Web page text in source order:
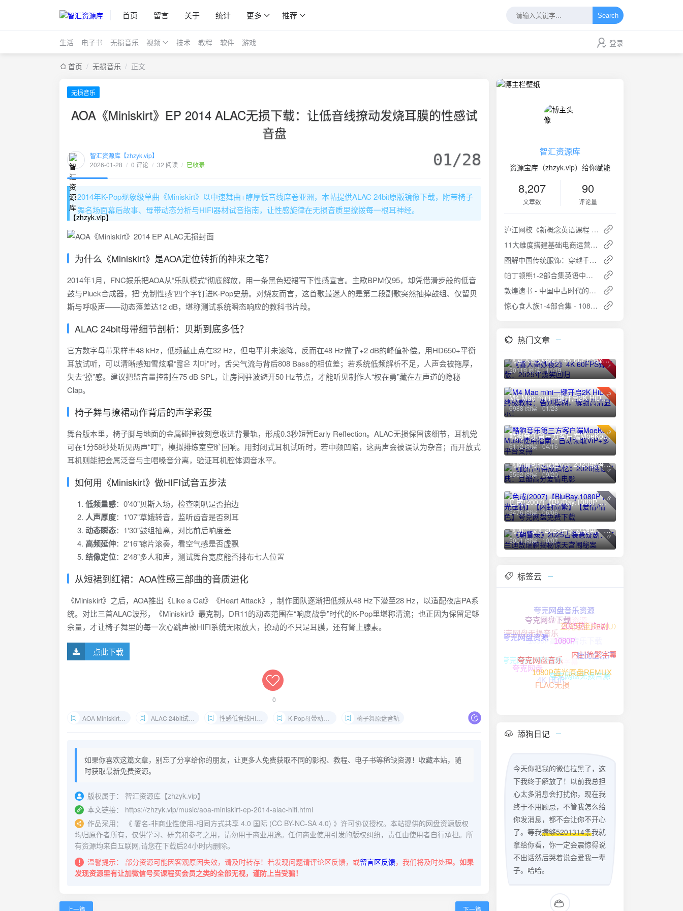
首页 留言 关于 统计 更多 推荐 Search
生活 电子书 无损音乐 视频 技术 教程 软件 游戏 登录
首页 / 无损音乐 / 正文
无损音乐
AOA《Miniskirt》EP 2014 ALAC无损下载：让低音线撩动发烧耳膜的性感试
音盘
智汇资源库【zhzyk.vip】
2026-01-28 / 0 评论 / 32 阅读 / 已收录 01/28
2014年K-Pop现象级单曲《Miniskirt》以中速舞曲+醇厚低音线席卷亚洲，本帖提供ALAC 24bit原版镜像下载，附带椅子
舞名场面幕后故事、母带动态分析与HIFI器材试音指南，让性感旋律在无损音质里撩拨每一根耳神经。
为什么《Miniskirt》是AOA定位转折的神来之笔？
2014年1月，FNC娱乐把AOA从“乐队模式”彻底解放，用一条黑色短裙写下性感宣言。主歌BPM仅95，却凭借滑步般的低音
鼓与Pluck合成器，把“克制性感”四个字钉进K-Pop史册。对烧友而言，这首歌最迷人的是第二段副歌突然抽掉鼓组、仅留贝
斯与呼吸声——动态落差达12 dB，堪称测试系统瞬态响应的教科书片段。
ALAC 24bit母带细节剖析：贝斯到底多低？
官方数字母带采样率48 kHz，低频截止点在32 Hz，但电平并未滚降，反而在48 Hz做了+2 dB的峰值补偿。用HD650+平衡
耳放试听，可以清晰感知雪炫唱“짧은 치마”时，舌尖气流与背后808 Bass的相位差；若系统低频解析不足，人声会被拖厚，
失去“撩”感。建议把监音量控制在75 dB SPL，让房间驻波避开50 Hz节点，才能听见制作人“权在勇”藏在左声道的隐秘
Clap。
椅子舞与撩裙动作背后的声学彩蛋
舞台版本里，椅子脚与地面的金属碰撞被刻意收进背景轨，形成0.3秒短暂Early Reflection。ALAC无损保留该细节，耳机党
可在1分58秒处听见两声“叮”，模拟排练室空旷回响。用封闭式耳机试听时，若中频凹陷，这两声会被误认为杂音；而开放式
耳机则能把金属泛音与主唱嗓音分离，验证耳机腔体调音水平。
如何用《Miniskirt》做HIFI试音五步法
低频量感：0'40"贝斯入场，检查喇叭是否拍边
人声厚度：1'07"草娥转音，监听齿音是否刺耳
动态瞬态：1'30"鼓组抽离，对比前后响度差
高频延伸：2'16"镲片滚奏，看空气感是否虚飘
结像定位：2'48"多人和声，测试舞台宽度能否排布七人位置
从短裙到红裙：AOA性感三部曲的音质进化
《Miniskirt》之后，AOA推出《Like a Cat》《Heart Attack》，制作团队逐渐把低频从48 Hz下潜至28 Hz，以适配夜店PA系
统。对比三首ALAC波形，《Miniskirt》最克制，DR11的动态范围在“响度战争”时代的K-Pop里堪称清流；也正因为保留足够
余量，才让椅子舞里的每一次心跳声被HIFI系统无限放大，撩动的不只是耳膜，还有肾上腺素。
点此下载
0
AOA Miniskirt无损下载 ALAC 24bit试音碟 性感低音线HIFI测试 K-Pop母带动态分析 椅子舞原盘音轨
如果你喜欢这篇文章，别忘了分享给你的朋友，让更多人免费获取不同的影视、教程、电子书等稀缺资源！收藏本站，随
时获取最新免费资源。
版权属于：
智汇资源库【zhzyk.vip】
本文链接：
https://zhzyk.vip/music/aoa-miniskirt-ep-2014-alac-hifi.html
作品采用：
《 署名-非商业性使用-相同方式共享 4.0 国际 (CC BY-NC-SA 4.0) 》许可协议授权。本站提供的网盘资源版权
均归原作者所有，仅供学习、研究和参考之用，请勿用于商业用途。任何商业使用引发的版权纠纷，责任由使用者自行承担。所
有资源均来自互联网,请您在下载后24小时内删除。
温馨提示：
部分资源可能因客观原因失效，请及时转存！若发现问题请评论区反馈，或留言区反馈，我们将及时处理。 如果
发现资源里有让加微信号买课程买会员之类的全部无视，谨防上当受骗！
上一篇 下一篇
智汇资源库
资源宝库（zhzyk.vip）给你赋能
8,207
文章数
90
评论量
沪江网校《新概念英语课程 (1-4册)》- 从零基础到高级英语的全面突破
11大维度搭建基础电商运营：全面解析电商成功之道
图解中国传统服饰：穿越千年的华服之美 [PDF]
帕丁顿熊1-2部合集英语中字1080P夸克网盘高速下载免费获取攻略
敦煌遗书 - 中国中古时代的百科全书免费下载
惊心食人族1-4部合集 - 1080P高清下载
热门文章
1
《喜人奇妙夜2》4K 60FPS臻彩版：2025年爆笑回归
20119 阅读 - 11/19
2
M4 Mac mini一键开启2K HiDPI终极教程：告别模糊，解锁高清显示！
6988 阅读 - 01/23
3
酷狗音乐第三方客户端MoeKoe Music使用指南：自动领取VIP+多平台支持
6112 阅读 - 04/16
4
《此情可待成追忆》2020俄语经典：豆瓣高分爱情电影
5562 阅读 - 09/20
5
色戒(2007)【BluRay.1080P 蓝光压制】【内封简繁】【爱情/情色】夸克网盘免费下载
5476 阅读 - 06/06
6
《朝雪录》2025古装悬疑剧：李兰迪敖瑞鹏揭秘惊天宫闱秘案
5001 阅读 - 10/07
标签云
夸克网盘无损音乐
夸克网盘资源
夸克网盘下载
夸克网盘音乐资源
1080P高清资源
1080P高清
夸克网盘HIFI资源
夸克网盘
夸克网盘音乐
1080P
2025热门短剧
蓝光原盘REMUX
无损音乐下载
中文字幕
4K HDR
FLAC无损
1080P蓝光原盘REMUX
内封简繁字幕
杜比全景声
夸克网盘无损音源
舔狗日记
今天你把我的微信拉黑了，这
下我终于解放了！以前我总担
心太多消息会打扰你，现在我
终于不用顾忌，不管我怎么给
你发消息，都不会让你不开心
了。等我攒够5201314条我就
拿给你看，你一定会震惊得说
不出话然后哭着说会爱我一辈
子。哈哈。